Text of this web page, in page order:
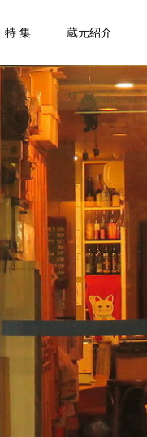
特 集 蔵元紹介